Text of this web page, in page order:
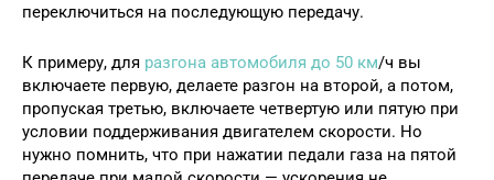
переключиться на последующую передачу.
К примеру, для разгона автомобиля до 50 км/ч вы
включаете первую, делаете разгон на второй, а потом,
пропуская третью, включаете четвертую или пятую при
условии поддерживания двигателем скорости. Но
нужно помнить, что при нажатии педали газа на пятой